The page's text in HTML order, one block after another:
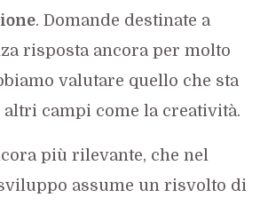
. Domande destinate a
risposta ancora per molto
valutare quello che sta
altri campi come la creatività.
più rilevante, che nel
assume un risvolto di